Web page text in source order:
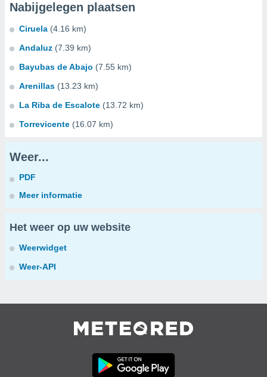
Nabijgelegen plaatsen
Ciruela (4.16 km)
Andaluz (7.39 km)
Bayubas de Abajo (7.55 km)
Arenillas (13.23 km)
La Riba de Escalote (13.72 km)
Torrevicente (16.07 km)
Weer...
PDF
Meer informatie
Het weer op uw website
Weerwidget
Weer-API